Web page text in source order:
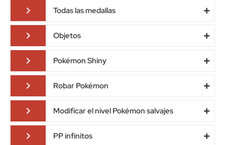
Todas las medallas
Objetos
Pokémon Shiny
Robar Pokémon
Modificar el nivel Pokémon salvajes
PP infinitos